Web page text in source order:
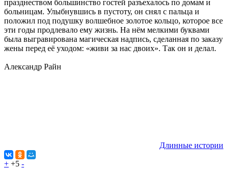
празднеством большинство гостей разъехалось по домам и
больницам. Улыбнувшись в пустоту, он снял с пальца и
положил под подушку волшебное золотое кольцо, которое все
эти годы продлевало ему жизнь. На нём мелкими буквами
была выгравирована магическая надпись, сделанная по заказу
жены перед её уходом: «живи за нас двоих». Так он и делал.
Александр Райн
Длинные истории
+ +5 -